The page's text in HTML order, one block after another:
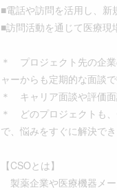
■電話や訪問を活用し、
■訪問活動を通じて医療
＊ プロジェクト先の企
ャーからも定期的な面談
＊ キャリア面談や評価面
＊ どのプロジェクトも
で、悩みをすぐに解決で
【CSOとは】
製薬企業や医療機器メ